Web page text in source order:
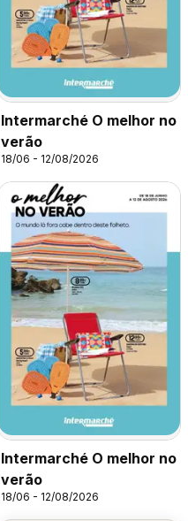
Intermarché O melhor no
verão
18/06 - 12/08/2026
Intermarché O melhor no
verão
18/06 - 12/08/2026